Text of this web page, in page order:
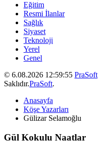
Eğitim
Resmi İlanlar
Sağlık
Siyaset
Teknoloji
Yerel
Genel
© 6.08.2026 12:59:55 PraSoft
Saklıdır.PraSoft.
Anasayfa
Köşe Yazarları
Gülizar Selamoğlu
Gül Kokulu Naatlar